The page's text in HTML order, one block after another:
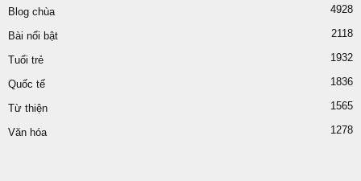
Blog chùa 4928
Bài nổi bật 2118
Tuổi trẻ 1932
Quốc tế 1836
Từ thiện 1565
Văn hóa 1278